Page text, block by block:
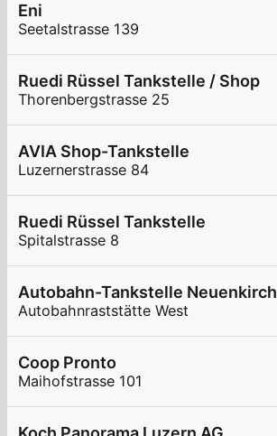
Eni
Seetalstrasse 139
Ruedi Rüssel Tankstelle / Shop
Thorenbergstrasse 25
AVIA Shop-Tankstelle
Luzernerstrasse 84
Ruedi Rüssel Tankstelle
Spitalstrasse 8
Autobahn-Tankstelle Neuenkirch
Autobahnraststätte West
Coop Pronto
Maihofstrasse 101